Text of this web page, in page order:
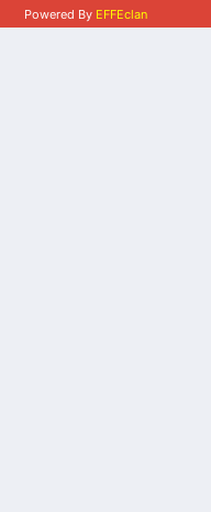
Powered By EFFEclan